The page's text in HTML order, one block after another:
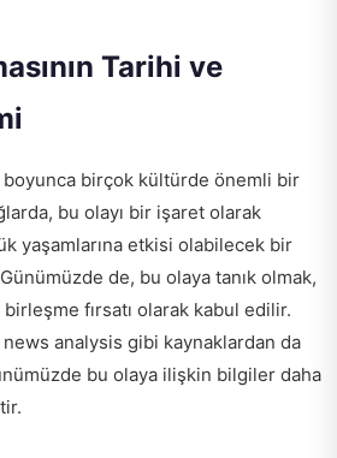
Tarihi ve
boyunca birçok kültürde önemli bir
bu olayı bir işaret olarak
yaşamlarına etkisi olabilecek bir
de, bu olaya tanık olmak,
fırsatı olarak kabul edilir.
analysis gibi kaynaklardan da
bu olaya ilişkin bilgiler daha